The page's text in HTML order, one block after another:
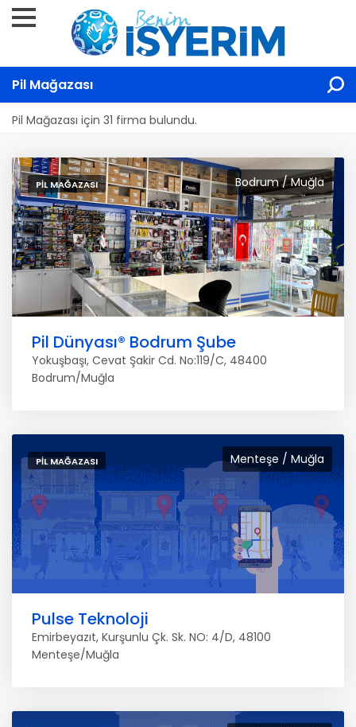
Pil Mağazası
Pil Mağazası için 31 firma bulundu.
Bodrum / Muğla
PIL MAĞAZASI
Pil Dünyası®️ Bodrum Şube
Yokuşbaşı, Cevat Şakir Cd. No:119/C, 48400
Bodrum/Muğla
Menteşe / Muğla
PIL MAĞAZASI
Pulse Teknoloji
Emirbeyazıt, Kurşunlu Çk. Sk. NO: 4/D, 48100
Menteşe/Muğla